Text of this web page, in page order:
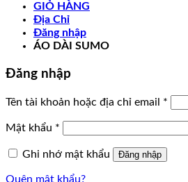
GIỎ HÀNG
Địa Chỉ
Đăng nhập
ÁO DÀI SUMO
Đăng nhập
Tên tài khoản hoặc địa chỉ email *
Mật khẩu *
Ghi nhớ mật khẩu
Đăng nhập
Quên mật khẩu?